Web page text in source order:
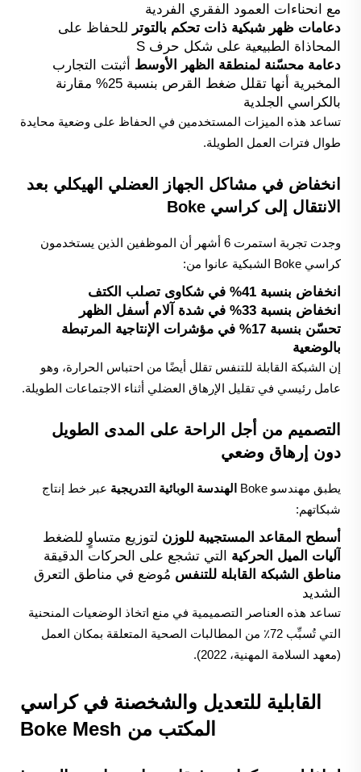
مع انحناءات العمود الفقري الفردية
دعامات ظهر شبكية ذات تحكم بالتوتر للحفاظ على
المحاذاة الطبيعية على شكل حرف S
دعامة محسّنة لمنطقة الظهر الأوسط أثبتت التجارب
المخبرية أنها تقلل ضغط القرص بنسبة 25% مقارنة
بالكراسي الجلدية
تساعد هذه الميزات المستخدمين في الحفاظ على وضعية محايدة
طوال فترات العمل الطويلة.
انخفاض في مشاكل الجهاز العضلي الهيكلي بعد
الانتقال إلى كراسي Boke
وجدت تجربة استمرت 6 أشهر أن الموظفين الذين يستخدمون
كراسي Boke الشبكية عانوا من:
انخفاض بنسبة 41% في شكاوى تصلب الكتف
انخفاض بنسبة 33% في شدة آلام أسفل الظهر
تحسّن بنسبة 17% في مؤشرات الإنتاجية المرتبطة
بالوضعية
إن الشبكة القابلة للتنفس تقلل أيضًا من احتباس الحرارة، وهو
عامل رئيسي في تقليل الإرهاق العضلي أثناء الاجتماعات الطويلة.
التصميم من أجل الراحة على المدى الطويل
دون إرهاق وضعي
يطبق مهندسو Boke الهندسة الوبائية التدريجية عبر خط إنتاج
شبكاتهم:
أسطح المقاعد المستجيبة للوزن لتوزيع متساوٍ للضغط
آليات الميل الحركية
التي تشجع على الحركات الدقيقة
مناطق الشبكة القابلة للتنفس مُوضع في مناطق التعرق
الشديد
تساعد هذه العناصر التصميمية في منع اتخاذ الوضعيات المنحنية
التي تُسبِّب 72٪ من المطالبات الصحية المتعلقة بمكان العمل
(معهد السلامة المهنية، 2022).
القابلية للتعديل والشخصنة في كراسي
المكتب من Boke Mesh